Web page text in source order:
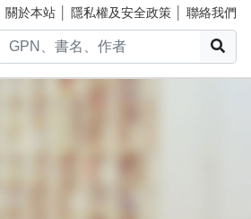
關於本站 隱私權及安全政策 聯絡我們